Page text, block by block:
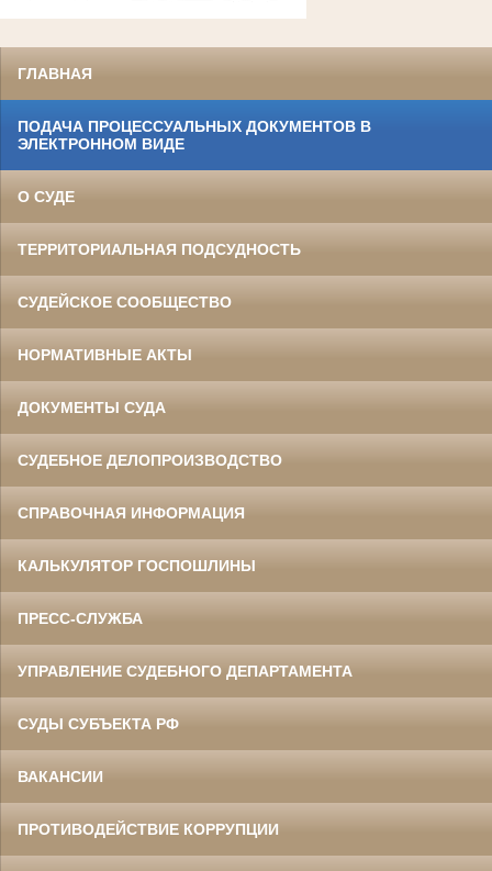
ГЛАВНАЯ
ПОДАЧА ПРОЦЕССУАЛЬНЫХ ДОКУМЕНТОВ В
ЭЛЕКТРОННОМ ВИДЕ
О СУДЕ
ТЕРРИТОРИАЛЬНАЯ ПОДСУДНОСТЬ
СУДЕЙСКОЕ СООБЩЕСТВО
НОРМАТИВНЫЕ АКТЫ
ДОКУМЕНТЫ СУДА
СУДЕБНОЕ ДЕЛОПРОИЗВОДСТВО
СПРАВОЧНАЯ ИНФОРМАЦИЯ
КАЛЬКУЛЯТОР ГОСПОШЛИНЫ
ПРЕСС-СЛУЖБА
УПРАВЛЕНИЕ СУДЕБНОГО ДЕПАРТАМЕНТА
СУДЫ СУБЪЕКТА РФ
ВАКАНСИИ
ПРОТИВОДЕЙСТВИЕ КОРРУПЦИИ